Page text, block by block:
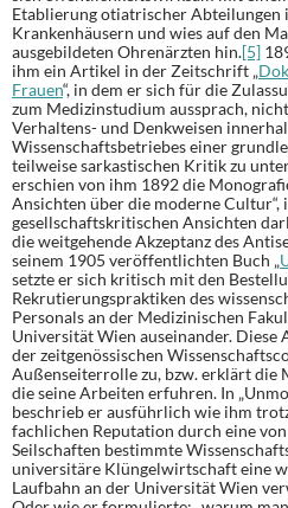
Etablierung otiatrischer Abteilungen
Krankenhäusern und wies auf den
ausgebildeten Ohrenärzten hin.[5]
ihm ein Artikel in der Zeitschrift „
Frauen“, in dem er sich für die
zum Medizinstudium aussprach,
Verhaltens- und Denkweisen
Wissenschaftsbetriebes einer
teilweise sarkastischen Kritik zu
erschien von ihm 1892 die
Ansichten über die moderne Cultur“,
gesellschaftskritischen Ansichten
die weitgehende Akzeptanz des
seinem 1905 veröffentlichten Buch „
setzte er sich kritisch mit den
Rekrutierungspraktiken des
Personals an der Medizinischen
Universität Wien auseinander. Diese
der zeitgenössischen
Außenseiterrolle zu, bzw. erklärt die
die seine Arbeiten erfuhren. In
beschrieb er ausführlich wie ihm
fachlichen Reputation durch eine
Seilschaften bestimmte
universitäre Klüngelwirtschaft eine
Laufbahn an der Universität Wien